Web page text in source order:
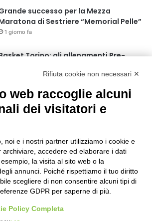
successo per la Mezza
di Sestriere “Memorial Pelle”
1 giorno fa
Torino: gli allenamenti Pre-
75 anni di INFN. La comunità, la storia, il
della ricerca in fisica
alla linea Torino-Bardonecchia
nel pieno della stagione turistica
2 giorni fa
partecipazione alla Festa della
della Neve al Rifugio Ciao
Rifiuta cookie non necessari ✕
web raccoglie alcuni
dei visitatori e
noi e i nostri partner utilizziamo i cookie e
archiviare, accedere ed elaborare i dati
la visita al sito web o la
annunci. Poiché rispettiamo il tuo diritto
scegliere di non consentire alcuni tipi di
GDPR per saperne di più.
Policy Completa